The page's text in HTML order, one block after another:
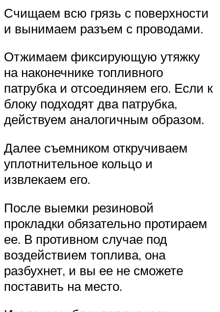
Счищаем всю грязь с поверхности
и вынимаем разъем с проводами.
Отжимаем фиксирующую утяжку
на наконечнике топливного
патрубка и отсоединяем его. Если к
блоку подходят два патрубка,
действуем аналогичным образом.
Далее съемником откручиваем
уплотнительное кольцо и
извлекаем его.
После выемки резиновой
прокладки обязательно протираем
ее. В противном случае под
воздействием топлива, она
разбухнет, и вы ее не сможете
поставить на место.